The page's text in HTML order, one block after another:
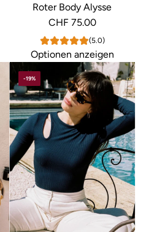
Roter Body Alysse
CHF 75.00
(5.0)
Optionen anzeigen
-19%